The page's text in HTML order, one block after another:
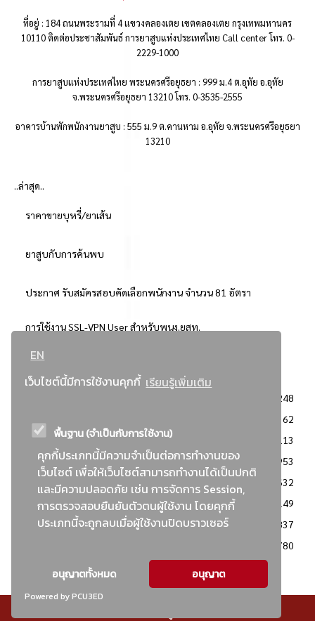
EN
เว็บไซต์นี้มีการใช้งานคุกกี้ เรียนรู้เพิ่มเติม
พื้นฐาน (จำเป็นกับการใช้งาน)
คุกกี้ประเภทนี้มีความจำเป็นต่อการทำงานของ
เว็บไซต์ เพื่อให้เว็บไซต์สามารถทำงานได้เป็นปกติ
และมีความปลอดภัย เช่น การจัดการ Session,
การตรวจสอบยืนยันตัวตนผู้ใช้งาน โดยคุกกี้
ประเภทนี้จะถูกลบเมื่อผู้ใช้งานปิดบราวเซอร์
อนุญาตทั้งหมด อนุญาต
Powered by PCU3ED
ที่อยู่ : 184 ถนนพระรามที่ 4 แขวงคลองเตย เขตคลองเตย กรุงเทพมหานคร
10110 ติดต่อประชาสัมพันธ์ การยาสูบแห่งประเทศไทย Call center โทร. 0-
2229-1000
การยาสูบแห่งประเทศไทย พระนครศรีอยุธยา : 999 ม.4 ต.อุทัย อ.อุทัย
จ.พระนครศรีอยุธยา 13210 โทร. 0-3535-2555
อาคารบ้านพักพนักงานยาสูบ : 555 ม.9 ต.คานหาม อ.อุทัย จ.พระนครศรีอยุธยา
13210
..ล่าสุด..
ราคาขายบุหรี่/ยาเส้น
ยาสูบกับการค้นพบ
ประกาศ รับสมัครสอบคัดเลือกพนักงาน จำนวน 81 อัตรา
การใช้งาน SSL-VPN User สำหรับพนง.ยสท.
..ยอดนิยม..
3248
2362
: วิธีเฉพาะเจาะจง
2113
ข่าวสาร/ประกาศ
1953
: เอกสารส่งเสริมความโปร่งใสในการจัดซื้อจัดจ้าง
1632
ข่าวสารจัดซื้อจัดจ้าง
1149
: แผนการจัดซื้อจัดจ้าง
837
780